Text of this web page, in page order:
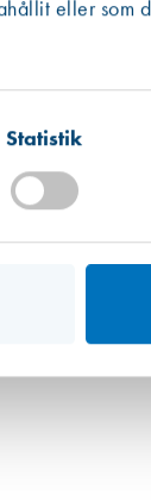
eller som
Statistik
och i tredje
har
Hitta hit
Hitta hit